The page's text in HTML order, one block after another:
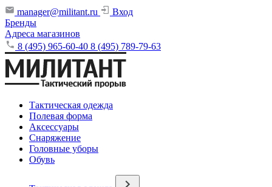
manager@militant.ru
Вход
Бренды
Адреса магазинов
8 (495) 965-60-40 8 (495) 789-79-63
Тактическая одежда
Полевая форма
Аксессуары
Снаряжение
Головные уборы
Обувь